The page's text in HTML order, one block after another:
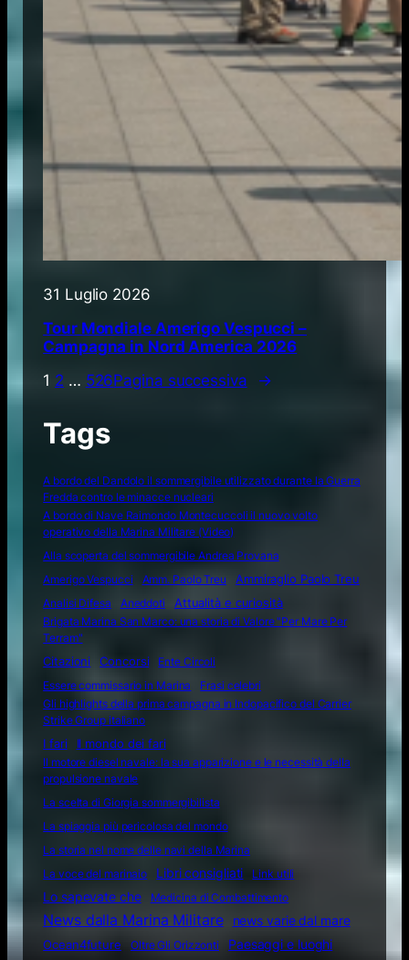
31 Luglio 2026
Tour Mondiale Amerigo Vespucci –
Campagna in Nord America 2026
1 2 … 526Pagina successiva →
Tags
A bordo del Dandolo il sommergibile utilizzato durante la Guerra
Fredda contro le minacce nucleari
A bordo di Nave Raimondo Montecuccoli il nuovo volto
operativo della Marina Militare (Video)
Alla scoperta del sommergibile Andrea Provana
Amerigo Vespucci
Amm. Paolo Treu
Ammiraglio Paolo Treu
Analisi Difesa
Aneddoti Attualità e curiosità
Brigata Marina San Marco: una storia di Valore "Per Mare Per
Terram"
Citazioni
Concorsi
Ente Circoli
Essere commissario in Marina
Frasi celebri
Gli highlights della prima campagna in Indopacifico del Carrier
Strike Group italiano
I fari
Il mondo dei fari
Il motore diesel navale: la sua apparizione e le necessità della
propulsione navale
La scelta di Giorgia sommergibilista
La spiaggia più pericolosa del mondo
La storia nel nome delle navi della Marina
La voce del marinaio
Libri consigliati Link utili
Lo sapevate che Medicina di Combattimento
News dalla Marina Militare
news varie dal mare
Ocean4future
Oltre Gli Orizzonti
Paesaggi e luoghi